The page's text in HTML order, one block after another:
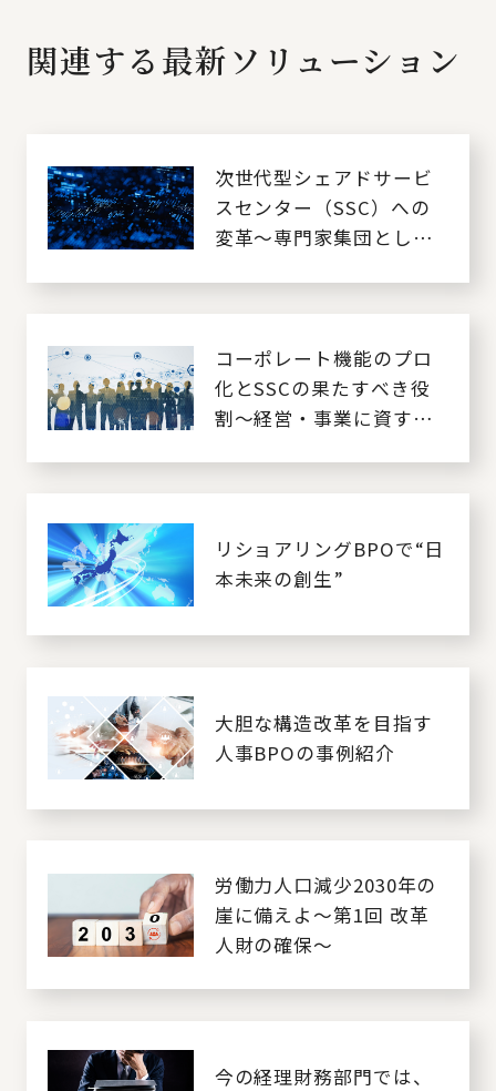
関連する最新ソリューション
次世代型シェアドサービ
スセンター（SSC）への
変革～専門家集団として
コーポレート機能のプロ
化とSSCの果たすべき役
割～経営・事業に資する
リショアリングBPOで“日
本未来の創生”
大胆な構造改革を目指す
人事BPOの事例紹介
労働力人口減少2030年の
崖に備えよ～第1回 改革
人財の確保～
今の経理財務部門では、